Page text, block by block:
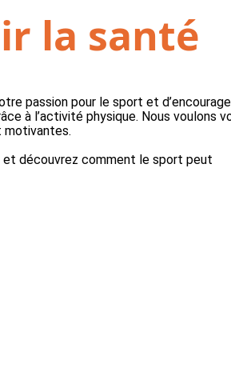
la santé
passion pour le sport et
à l’activité physique. Nous voulons
motivantes.
découvrez comment le sport peut